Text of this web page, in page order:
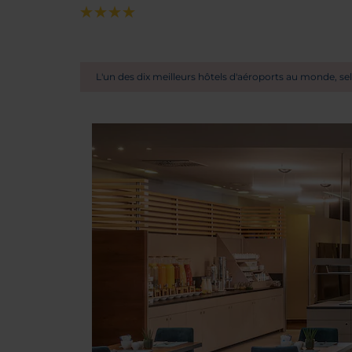
L'un des dix meilleurs hôtels d'aéroports au monde,